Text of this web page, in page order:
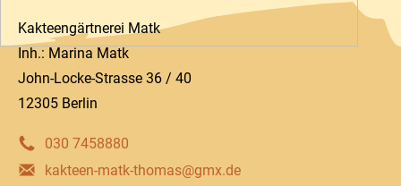
Kakteengärtnerei Matk
Inh.: Marina Matk
John-Locke-Strasse 36 / 40
12305 Berlin
030 7458880
kakteen-matk-thomas@gmx.de